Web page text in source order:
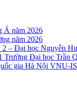
Á năm 2026
năm 2026
2 – Đại học Nguyễn
Trường Đại học Trần
gia Hà Nội VNU-